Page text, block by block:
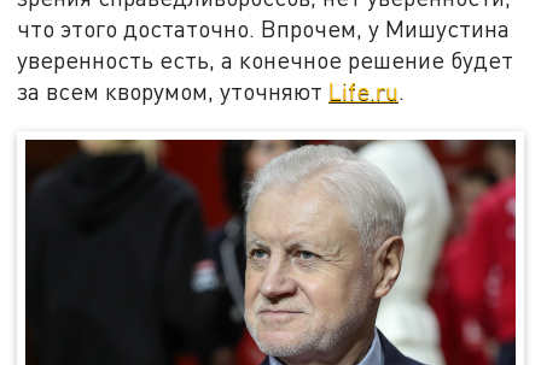
что этого достаточно. Впрочем, у Мишустина
уверенность есть, а конечное решение будет
за всем кворумом, уточняют Life.ru.